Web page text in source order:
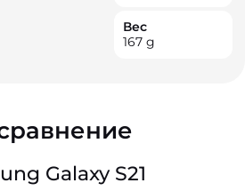
Вес
167 g
Galaxy S21